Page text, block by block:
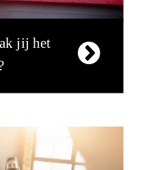
jij het